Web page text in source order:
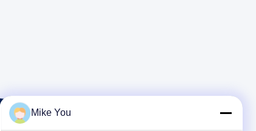
Mike You